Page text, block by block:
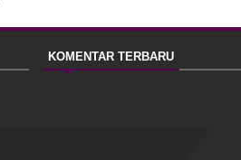
KOMENTAR TERBARU